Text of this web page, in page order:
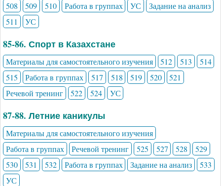
508
509 510 Работа в группах УС
Задание на анализ
511
УС
85-86. Спорт в Казахстане
Материалы для самостоятельного изучения 512 513
514
515
Работа в группах 517 518 519 520
521
Речевой тренинг
522 524 УС
87-88. Летние каникулы
Материалы для самостоятельного изучения
Работа в группах
Речевой тренинг 525 527 528
529
530
531 532 Работа в группах Задание на анализ
533
УС